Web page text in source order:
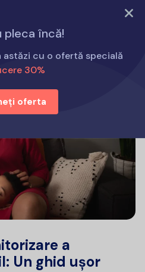
Încearcă acum
pleca încă!
cu o ofertă specială
30%
oferta
a
Un ghid ușor